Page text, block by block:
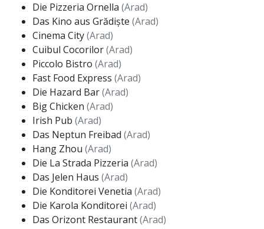
Die Pizzeria Ornella (Arad)
Das Kino aus Grădiște (Arad)
Cinema City(Arad)
Cuibul Cocorilor(Arad)
Piccolo Bistro (Arad)
Fast Food Express (Arad)
Die Hazard Bar(Arad)
Big Chicken (Arad)
Irish Pub (Arad)
Das Neptun Freibad (Arad)
Hang Zhou (Arad)
Die La Strada Pizzeria (Arad)
Das Jelen Haus (Arad)
Die Konditorei Venetia (Arad)
Die Karola Konditorei (Arad)
Das Orizont Restaurant(Arad)